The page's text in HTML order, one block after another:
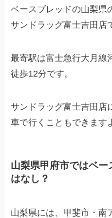
ベースブレッドの山梨県
サンドラッグ富士吉田店
最寄駅は富士急行大月線
徒歩12分です。
サンドラッグ富士吉田店
車で行くこともできます
山梨県甲府市ではベ
はなし？
山梨県には、甲斐市・南